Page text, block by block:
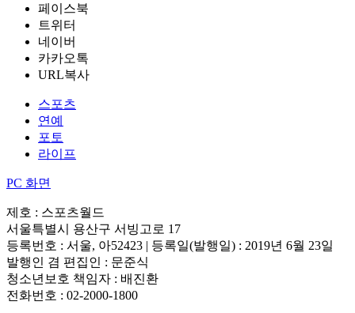
페이스북
트위터
네이버
카카오톡
URL복사
스포츠
연예
포토
라이프
PC 화면
제호 : 스포츠월드
서울특별시 용산구 서빙고로 17
등록번호 : 서울, 아52423 | 등록일(발행일) : 2019년 6월 23일
발행인 겸 편집인 : 문준식
청소년보호 책임자 : 배진환
전화번호 : 02-2000-1800